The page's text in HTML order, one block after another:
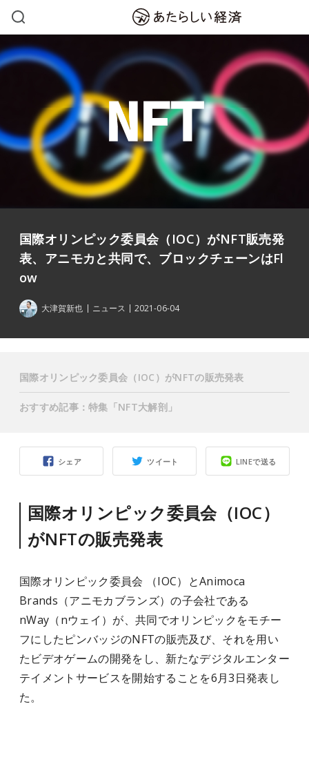
国際オリンピック委員会（IOC）がNFT販売発
表、アニモカと共同で、ブロックチェーンはFl
ow
大津賀新也 ニュース 2021-06-04
シェア ツイート LINEで送る
国際オリンピック委員会（IOC）
がNFTの販売発表
国際オリンピック委員会 （IOC）とAnimoca
Brands（アニモカブランズ）の子会社である
nWay（nウェイ）が、共同でオリンピックをモチー
フにしたピンバッジのNFTの販売及び、それを用い
たビデオゲームの開発をし、新たなデジタルエンター
テイメントサービスを開始することを6月3日発表し
た。
国際オリンピック委員会（IOC）がNFTの販売発表
おすすめ記事：特集「NFT大解剖」